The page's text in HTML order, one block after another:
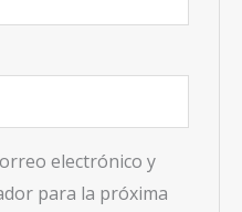
electrónico y
para la próxima